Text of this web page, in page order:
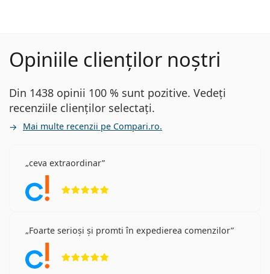
Opiniile clienților noștri
Din 1438 opinii 100 % sunt pozitive. Vedeți
recenziile clienților selectați.
Mai multe recenzii pe Compari.ro.
ceva extraordinar
Foarte serioși și promti în expedierea comenzilor